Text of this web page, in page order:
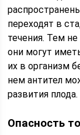
переходят в
течения. Тем
они могут
их в организм
нем антител
развития плода.
Опасность